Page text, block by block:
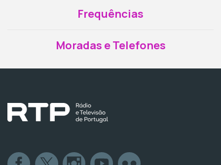
Frequências
Moradas e Telefones